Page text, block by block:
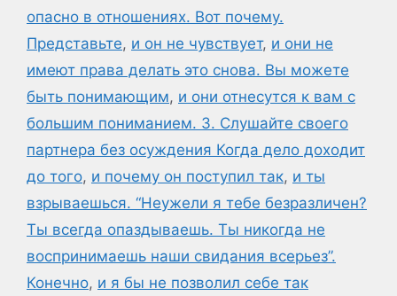
опасно в отношениях. Вот почему.
Представьте, и он не чувствует, и они не
имеют права делать это снова. Вы можете
быть понимающим, и они отнесутся к вам с
большим пониманием. 3. Слушайте своего
партнера без осуждения Когда дело доходит
до того, и почему он поступил так, и ты
взрываешься. “Неужели я тебе безразличен?
Ты всегда опаздываешь. Ты никогда не
воспринимаешь наши свидания всерьез”.
Конечно, и я бы не позволил себе так